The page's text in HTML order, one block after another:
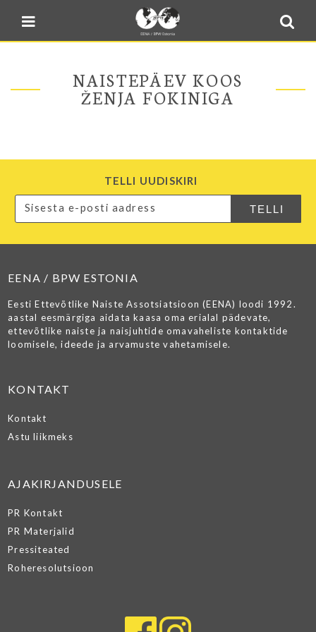
Sulge menüü
Blogi
E-pood
Kontakt
Minu BPW
NAISTEPÄEV KOOS
ŽENJA FOKINIGA
TELLI UUDISKIRI
EENA / BPW ESTONIA
Eesti Ettevõtlike Naiste Assotsiatsioon (EENA) loodi 1992.
aastal eesmärgiga aidata kaasa oma erialal pädevate,
ettevõtlike naiste ja naisjuhtide omavaheliste kontaktide
loomisele, ideede ja arvamuste vahetamisele.
KONTAKT
Kontakt
Astu liikmeks
AJAKIRJANDUSELE
PR Kontakt
PR Materjalid
Pressiteated
Roheresolutsioon